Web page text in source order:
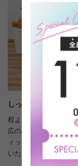
しっかり安定感のあ
程よい重量と低めの
広の座面と丸みのあ
ィット。短時間の腰
いただけます。